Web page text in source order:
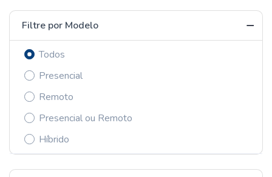
Filtre por Modelo
Todos
Presencial
Remoto
Presencial ou Remoto
Híbrido